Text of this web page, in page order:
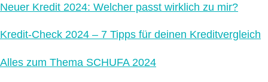
Neuer Kredit 2024: Welcher passt wirklich zu mir?
Kredit-Check 2024 – 7 Tipps für deinen Kreditvergleich
Alles zum Thema SCHUFA 2024